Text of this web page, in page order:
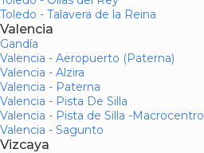
Toledo - Talavera de la Reina
Valencia
Gandía
Valencia - Aeropuerto (Paterna)
Valencia - Alzira
Valencia - Paterna
Valencia - Pista De Silla
Valencia - Pista de Silla -Macrocentro
Valencia - Sagunto
Vizcaya